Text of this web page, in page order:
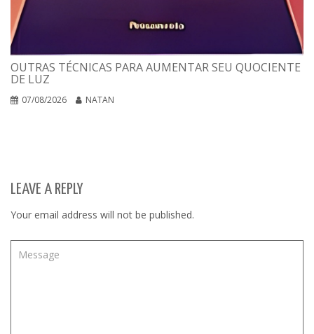
OUTRAS TÉCNICAS PARA AUMENTAR SEU QUOCIENTE
DE LUZ
07/08/2026 NATAN
LEAVE A REPLY
Your email address will not be published.